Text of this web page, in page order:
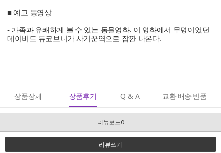
■ 예고 동영상
- 가족과 유쾌하게 볼 수 있는 동물영화. 이 영화에서 무명이었던
데이비드 듀코브니가 사기꾼역으로 잠깐 나온다.
상품상세 상품후기 Q & A 교환·배송·반품
리뷰보드0
리뷰쓰기